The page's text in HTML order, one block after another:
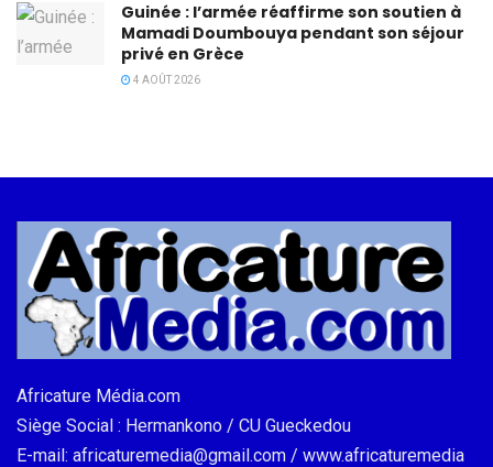
Guinée : l’armée réaffirme son soutien à
Mamadi Doumbouya pendant son séjour
privé en Grèce
4 AOÛT 2026
Africature Média.com
Siège Social : Hermankono / CU Gueckedou
E-mail: africaturemedia@gmail.com / www.africaturemedia